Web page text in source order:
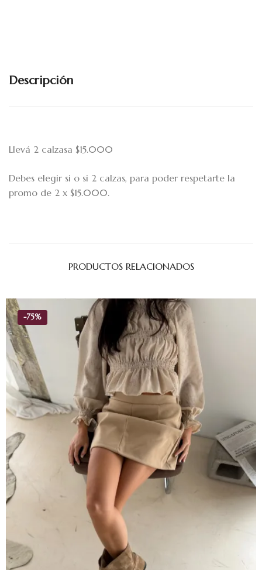
Descripción
Llevá 2 calzasa $15.000
Debes elegir si o si 2 calzas, para poder respetarte la
promo de 2 x $15.000.
PRODUCTOS RELACIONADOS
-75%